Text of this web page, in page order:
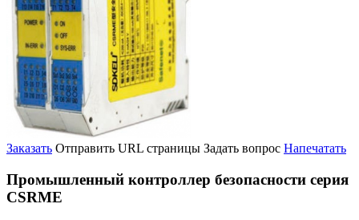
Заказать Отправить URL страницы Задать вопрос Напечатать
Промышленный контроллер безопасности серия
CSRME